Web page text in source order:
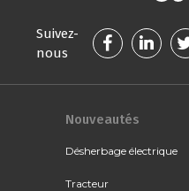
Suivez-
nous
Nouveautés
Désherbage électrique
Tracteur